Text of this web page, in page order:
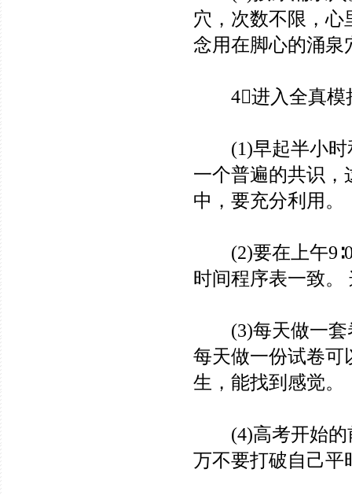
穴，次数不限，心
念用在脚心的涌泉
4进入全真模
(1)早起半小时
一个普遍的共识，
中，要充分利用。
(2)要在上午
时间程序表一致。
(3)每天做一套
每天做一份试卷可
生，能找到感觉。
(4)高考开始的
万不要打破自己平